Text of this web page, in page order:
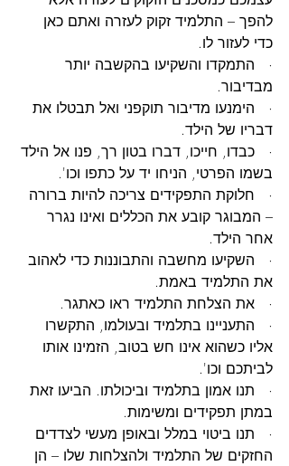
להפך – התלמיד זקוק לעזרה ואתם כאן
כדי לעזור לו.
·   התמקדו והשקיעו בהקשבה יותר
מבדיבור.
·   הימנעו מדיבור תוקפני ואל תבטלו את
דבריו של הילד.
·   כבדו, חייכו, דברו בטון רך, פנו אל הילד
בשמו הפרטי, הניחו יד על כתפו וכו'.
·   חלוקת התפקידים צריכה להיות ברורה
– המבוגר קובע את הכללים ואינו נגרר
אחר הילד.
·   השקיעו מחשבה והתבוננות כדי לאהוב
את התלמיד באמת.
·   את הצלחת התלמיד ראו כאתגר.
·   התעניינו בתלמיד ובעולמו, התקשרו
אליו כשהוא אינו חש בטוב, הזמינו אותו
לביתכם וכו'.
·   תנו אמון בתלמיד וביכולתו. הביעו זאת
במתן תפקידים ומשימות.
·   תנו ביטוי במלל ובאופן מעשי לצדדים
החזקים של התלמיד ולהצלחות שלו – הן